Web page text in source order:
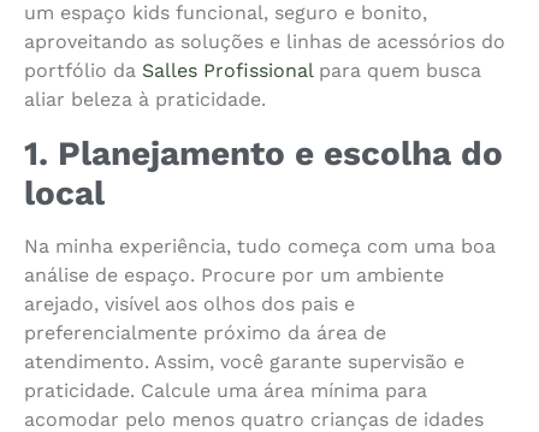
um espaço kids funcional, seguro e bonito,
aproveitando as soluções e linhas de acessórios do
portfólio da Salles Profissionalpara quem busca
aliar beleza à praticidade.
1. Planejamento e escolha do
local
Na minha experiência, tudo começa com uma boa
análise de espaço. Procure por um ambiente
arejado, visível aos olhos dos pais e
preferencialmente próximo da área de
atendimento. Assim, você garante supervisão e
praticidade. Calcule uma área mínima para
acomodar pelo menos quatro crianças de idades